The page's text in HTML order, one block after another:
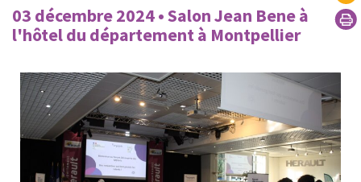
03 décembre 2024 • Salon Jean Bene à
l'hôtel du département à Montpellier